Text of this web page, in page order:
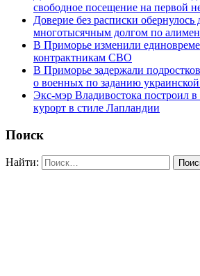
свободное посещение на первой
Доверие без расписки
многотысячным долгом по
В Приморье изменили
контрактникам СВО
В Приморье задержали
о военных по заданию
Экс-мэр Владивостока построил
курорт в стиле Лапландии
Поиск
Найти: